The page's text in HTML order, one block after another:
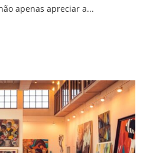
apenas apreciar a...